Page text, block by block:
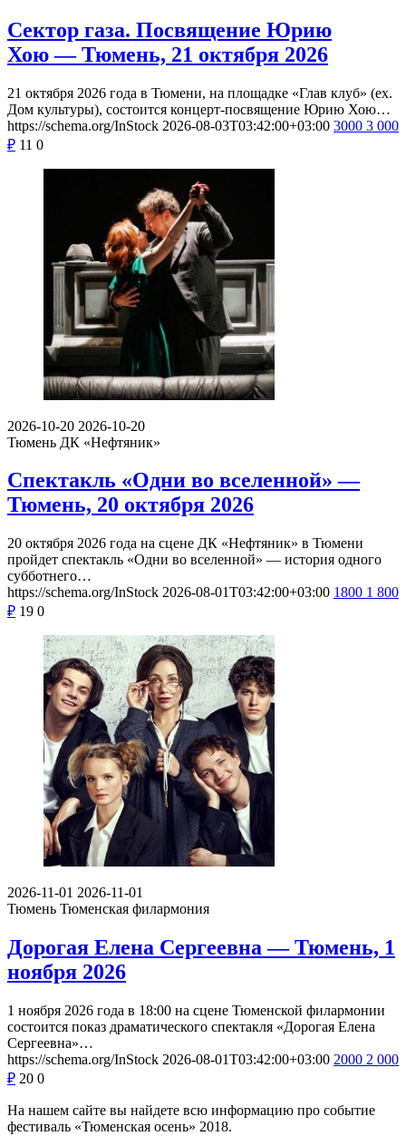
Сектор газа. Посвящение Юрию
Хою — Тюмень, 21 октября 2026
21 октября 2026 года в Тюмени, на площадке «Глав клуб» (ex.
Дом культуры), состоится концерт-посвящение Юрию Хою…
https://schema.org/InStock 2026-08-03T03:42:00+03:00 3000 3 000
₽ 11 0
2026-10-20 2026-10-20
Тюмень ДК «Нефтяник»
Спектакль «Одни во вселенной» —
Тюмень, 20 октября 2026
20 октября 2026 года на сцене ДК «Нефтяник» в Тюмени
пройдет спектакль «Одни во вселенной» — история одного
субботнего…
https://schema.org/InStock 2026-08-01T03:42:00+03:00 1800 1 800
₽ 19 0
2026-11-01 2026-11-01
Тюмень Тюменская филармония
Дорогая Елена Сергеевна — Тюмень, 1
ноября 2026
1 ноября 2026 года в 18:00 на сцене Тюменской филармонии
состоится показ драматического спектакля «Дорогая Елена
Сергеевна»…
https://schema.org/InStock 2026-08-01T03:42:00+03:00 2000 2 000
₽ 20 0
На нашем сайте вы найдете всю информацию про событие
фестиваль «Тюменская осень» 2018.